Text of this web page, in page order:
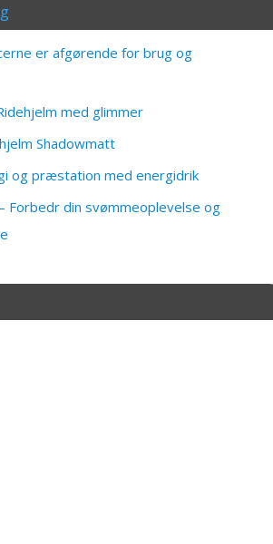
er afgørende for brug og
med glimmer
Shadowmatt
og præstation med energidrik
Forbedr din svømmeoplevelse og